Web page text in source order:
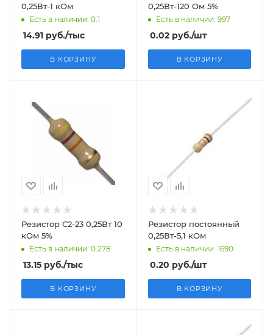
0,25Вт-1 кОм
Есть в наличии: 0.1
14.91 руб./тыс
В КОРЗИНУ
0,25Вт-120 Ом 5%
Есть в наличии: 997
0.02руб./шт
В КОРЗИНУ
Резистор С2-23 0,25Вт 10
кОм 5%
Есть в наличии: 0.278
13.15 руб./тыс
В КОРЗИНУ
Резистор постоянный
0,25Вт-5,1 кОм
Есть в наличии: 1690
0.20 руб./шт
В КОРЗИНУ